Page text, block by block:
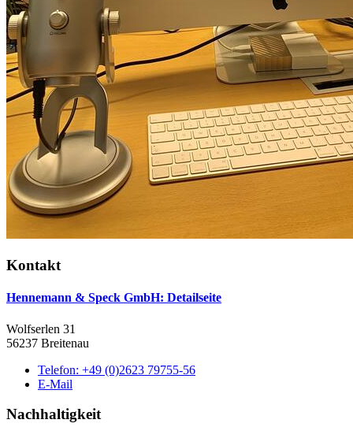
Kontakt
Hennemann & Speck GmbH: Detailseite
Wolfserlen 31
56237 Breitenau
Telefon: +49 (0)2623 79755-56
E-Mail
Nachhaltigkeit